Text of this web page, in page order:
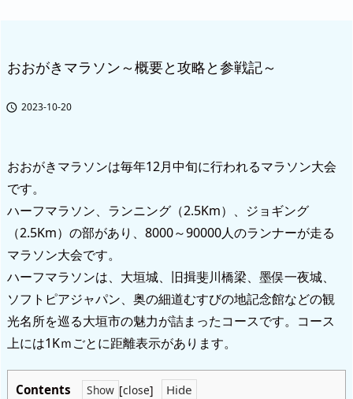
おおがきマラソン～概要と攻略と参戦記～
 2023-10-20
おおがきマラソンは毎年12月中旬に行われるマラソン大会
です。
ハーフマラソン、ランニング（2.5Km）、ジョギング
（2.5Km）の部があり、8000～90000人のランナーが走る
マラソン大会です。
ハーフマラソンは、大垣城、旧揖斐川橋梁、墨俣一夜城、
ソフトピアジャパン、奥の細道むすびの地記念館などの観
光名所を巡る大垣市の魅力が詰まったコースです。コース
上には1Kｍごとに距離表示があります。
Contents [close]